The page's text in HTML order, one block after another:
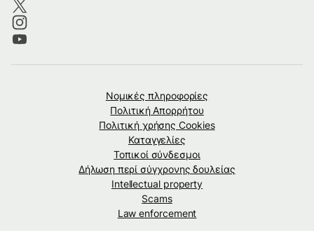
Νομικές πληροφορίες
Πολιτική Απορρήτου
Πολιτική χρήσης Cookies
Καταγγελίες
Τοπικοί σύνδεσμοι
Δήλωση περί σύγχρονης δουλείας
Intellectual property
Scams
Law enforcement